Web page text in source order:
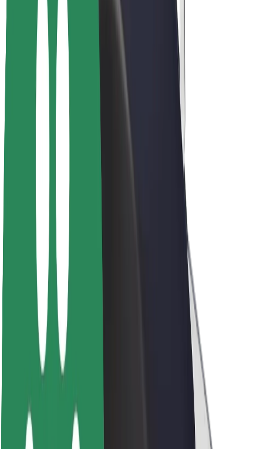
Motoristas
Ganhos de motorista
Estafetas
Ganhos de estafeta
Sustentabilidade na Bolt
Projeto Zero
Blog
Sala de imprensa
Diretrizes da marca
Missão
Relações com investidores
Liderança
Marca
Fundo Urbano